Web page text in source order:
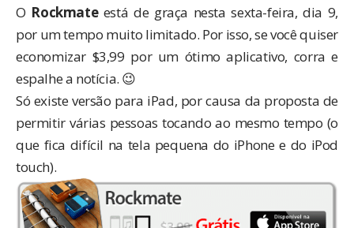
O Rockmateestá de graça nesta sexta-feira, dia 9,
por um tempo muito limitado. Por isso, se você quiser
economizar $3,99 por um ótimo aplicativo, corra e
espalhe a notícia. 😉
Só existe versão para iPad, por causa da proposta de
permitir várias pessoas tocando ao mesmo tempo (o
que fica difícil na tela pequena do iPhone e do iPod
touch).